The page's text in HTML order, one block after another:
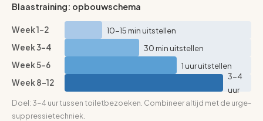
Blaastraining: opbouwschema
Week 1-2
10-15 min uitstellen
Week 3-4
30 min uitstellen
Week 5-6
1 uur uitstellen
Week 8-12
3-4
uur
Doel: 3-4 uur tussen toiletbezoeken. Combineer altijd met de urge-
suppressietechniek.